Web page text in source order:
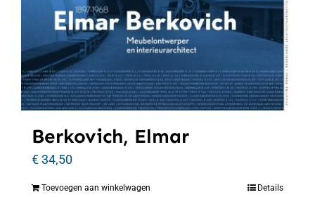
Berkovich, Elmar
€34,50
Toevoegen aan winkelwagen Details